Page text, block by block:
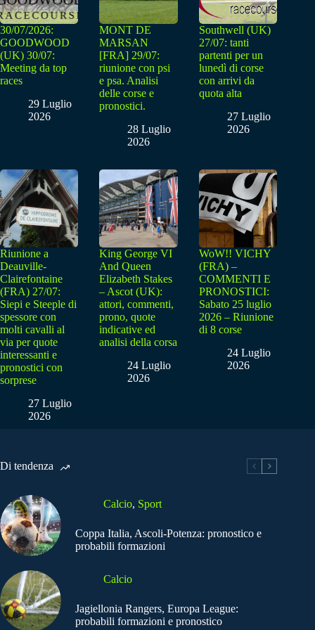
30/07/2026:
GOODWOOD
(UK) 30/07:
Meeting da top
races
29 Luglio
2026
MONT DE
MARSAN
[FRA] 29/07:
riunione con psi
e psa. Analisi
delle corse e
pronostici.
28 Luglio
2026
Southwell (UK)
27/07: tanti
partenti per un
lunedì di corse
con arrivi da
quota alta
27 Luglio
2026
Riunione a
Deauville-
Clairefontaine
(FRA) 27/07:
Siepi e Steeple di
spessore con
molti cavalli al
via per quote
interessanti e
pronostici con
sorprese
27 Luglio
2026
King George VI
And Queen
Elizabeth Stakes
– Ascot (UK):
attori, commenti,
prono, quote
indicative ed
analisi della corsa
24 Luglio
2026
WoW!! VICHY
(FRA) –
COMMENTI E
PRONOSTICI:
Sabato 25 luglio
2026 – Riunione
di 8 corse
24 Luglio
2026
Di tendenza
Calcio, Sport
Coppa Italia, Ascoli-Potenza: pronostico e
probabili formazioni
Calcio
Jagiellonia Rangers, Europa League:
probabili formazioni e pronostico